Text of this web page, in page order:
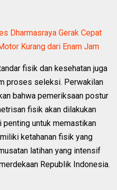
Dharmasraya Gerak Cepat
Kurang dari Enam Jam
fisik dan kesehatan juga
proses seleksi. Perwakilan
bahwa pemeriksaan postur
fisik akan dilakukan
penting untuk memastikan
ketahanan fisik yang
latihan yang intensif
Republik Indonesia.